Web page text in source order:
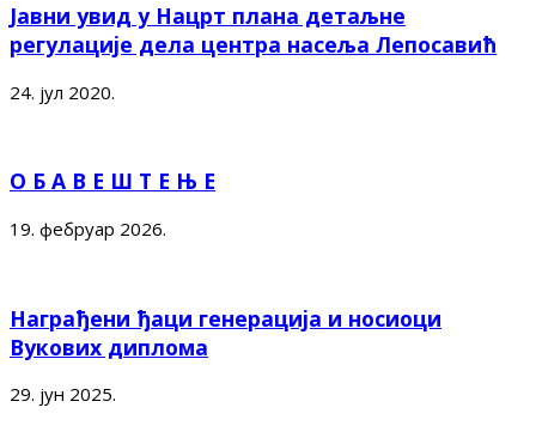
Јавни увид у Нацрт плана детаљне
регулације дела центра насеља Лепосавић
24. јул 2020.
О Б А В Е Ш Т Е Њ Е
19. фебруар 2026.
Награђени ђаци генерација и носиоци
Вукових диплома
29. јун 2025.